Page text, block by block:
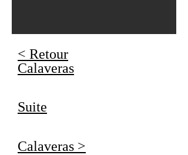
< Retour
Calaveras
Suite
Calaveras >